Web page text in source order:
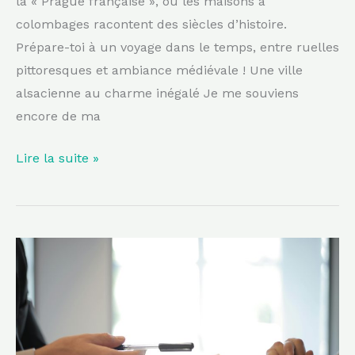
colombages racontent des siècles d’histoire.
Prépare-toi à un voyage dans le temps, entre ruelles
pittoresques et ambiance médiévale ! Une ville
alsacienne au charme inégalé Je me souviens
encore de ma
Lire la suite »
Pourquoi
souscrire
une
assurance
pro